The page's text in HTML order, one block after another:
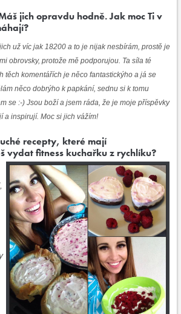
jich opravdu hodně. Jak moc Ti v
už víc jak 18200 a to je nijak nesbírám, prostě je
obrovsky, protože mě podporujou. Ta síla té
těch komentářích je něco fantastickýho a já se
něco dobrýho k papkání, sednu si k tomu
se :-) Jsou boží a jsem ráda, že je moje příspěvky
a inspirují. Moc si jich vážím!
recepty, které mají
vydat fitness kuchařku z rychlíku?